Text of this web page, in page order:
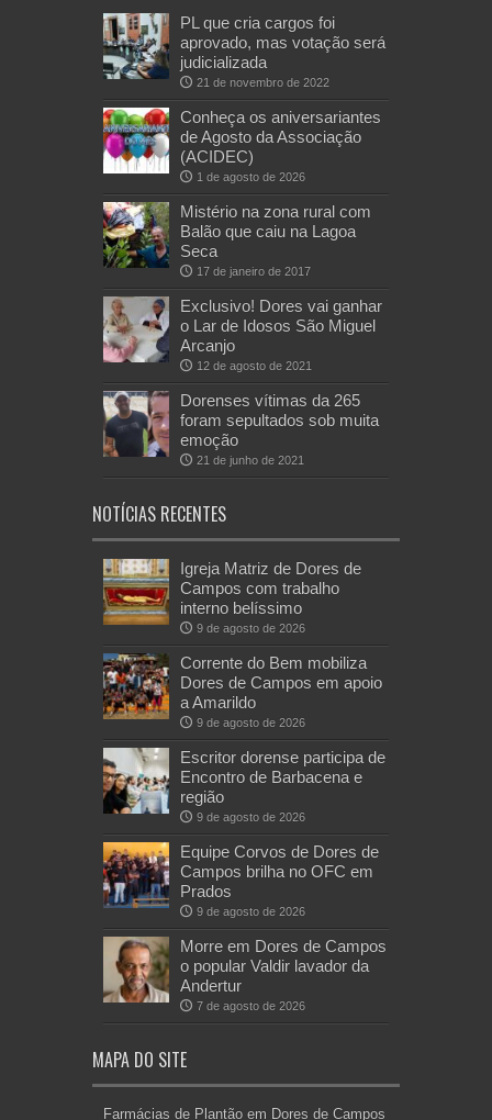
PL que cria cargos foi
aprovado, mas votação será
judicializada
21 de novembro de 2022
Conheça os aniversariantes
de Agosto da Associação
(ACIDEC)
1 de agosto de 2026
Mistério na zona rural com
Balão que caiu na Lagoa
Seca
17 de janeiro de 2017
Exclusivo! Dores vai ganhar
o Lar de Idosos São Miguel
Arcanjo
12 de agosto de 2021
Dorenses vítimas da 265
foram sepultados sob muita
emoção
21 de junho de 2021
NOTÍCIAS RECENTES
Igreja Matriz de Dores de
Campos com trabalho
interno belíssimo
9 de agosto de 2026
Corrente do Bem mobiliza
Dores de Campos em apoio
a Amarildo
9 de agosto de 2026
Escritor dorense participa de
Encontro de Barbacena e
região
9 de agosto de 2026
Equipe Corvos de Dores de
Campos brilha no OFC em
Prados
9 de agosto de 2026
Morre em Dores de Campos
o popular Valdir lavador da
Andertur
7 de agosto de 2026
MAPA DO SITE
Farmácias de Plantão em Dores de Campos